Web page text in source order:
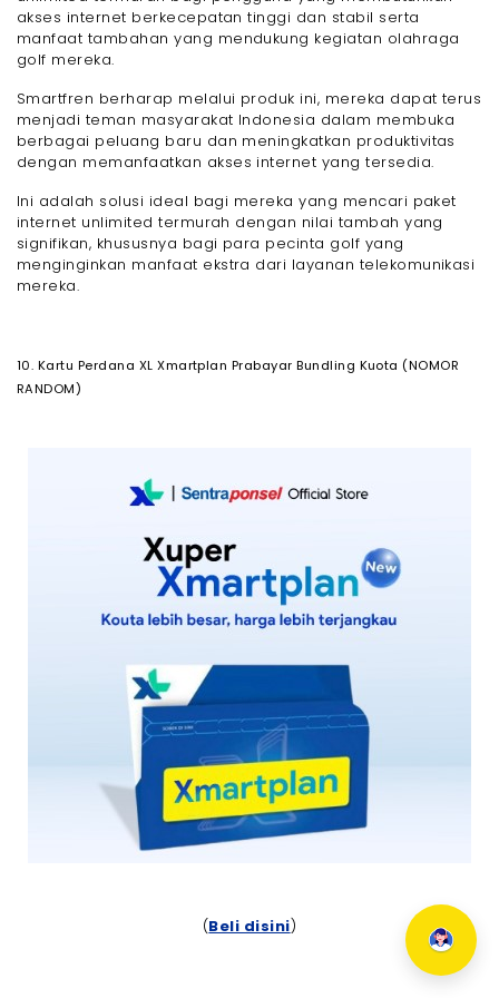
akses internet berkecepatan tinggi dan stabil serta
manfaat tambahan yang mendukung kegiatan olahraga
golf mereka.
Smartfren berharap melalui produk ini, mereka dapat terus
menjadi teman masyarakat Indonesia dalam membuka
berbagai peluang baru dan meningkatkan produktivitas
dengan memanfaatkan akses internet yang tersedia.
Ini adalah solusi ideal bagi mereka yang mencari paket
internet unlimited termurah dengan nilai tambah yang
signifikan, khususnya bagi para pecinta golf yang
menginginkan manfaat ekstra dari layanan telekomunikasi
mereka.
10. Kartu Perdana XL Xmartplan Prabayar Bundling Kuota (NOMOR
RANDOM)
(Beli disini)